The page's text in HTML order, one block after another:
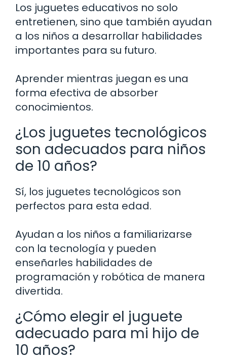
Los juguetes educativos no solo
entretienen, sino que también ayudan
a los niños a desarrollar habilidades
importantes para su futuro.
Aprender mientras juegan es una
forma efectiva de absorber
conocimientos.
¿Los juguetes tecnológicos
son adecuados para niños
de 10 años?
Sí, los juguetes tecnológicos son
perfectos para esta edad.
Ayudan a los niños a familiarizarse
con la tecnología y pueden
enseñarles habilidades de
programación y robótica de manera
divertida.
¿Cómo elegir el juguete
adecuado para mi hijo de
10 años?